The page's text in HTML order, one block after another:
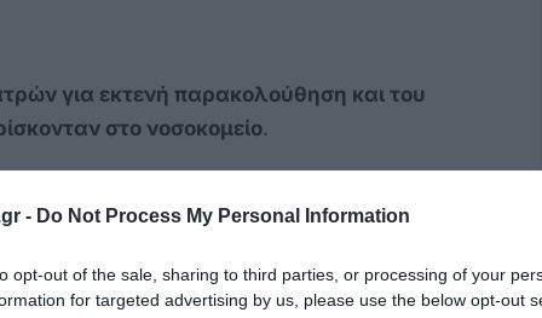
- Do Not Process My Personal Information
opt-out of the sale, sharing to third parties, or processing of your
for targeted advertising by us, please use the below opt-out
για εκτενή παρακολούθηση και του
στο νοσοκομείο.
ο αιφνίδιος νεογνικός θάνατος
επιληψίας.
και οι φωτογραφίες
3.30 τα ξημερώματα, η κουμπάρα της